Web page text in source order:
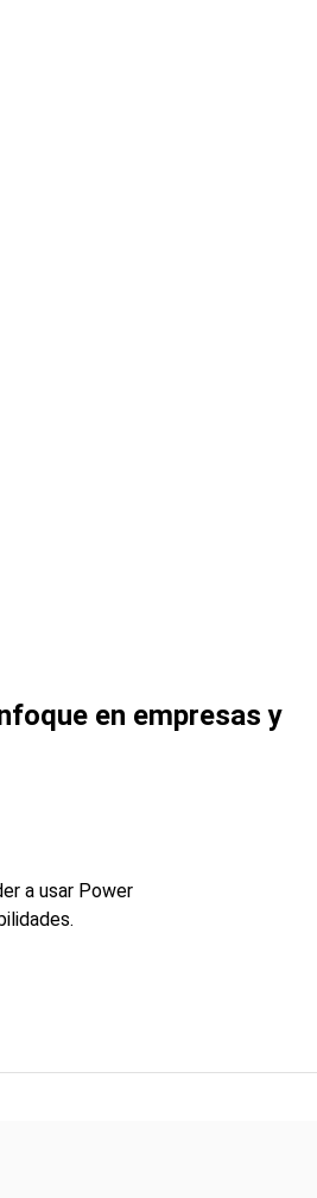
en empresas y
a usar Power